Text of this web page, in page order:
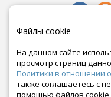
Файлы cookie
На данном сайте
просмотр страниц
Политики в отношении
также соглашаетесь с
помощью файлов cookie